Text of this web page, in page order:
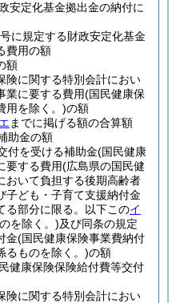
安定化基金拠出金の納付に
に規定する財政安定化基金
費用の額
額
険に関する特別会計におい
業に要する費用(国民健康保
用を除く。)の額
エ までに掲げる額の合算額
助金の額
付を受ける補助金(国民健康
要する費用(広島県の国民健
おいて負担する後期高齢者
子ども・子育て支援納付金
る部分に限る。以下このイ
を除く。)及び同条の規定
金(国民健康保険事業費納付
るものを除く。)の額
健康保険保険給付費等交付
険に関する特別会計におい